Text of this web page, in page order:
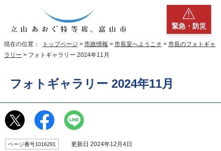
緊急・防災
現在の位置： トップページ > 市政情報 > 市長室へようこそ > 市長のフォトギャ
ラリー > フォトギャラリー 2024年11月
フォトギャラリー 2024年11月
ページ番号1016291 更新日 2024年12月4日